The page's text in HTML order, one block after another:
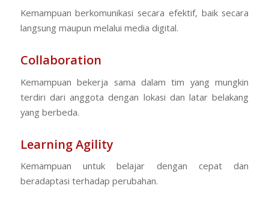
Kemampuan berkomunikasi secara efektif, baik secara
langsung maupun melalui media digital.
Collaboration
Kemampuan bekerja sama dalam tim yang mungkin
terdiri dari anggota dengan lokasi dan latar belakang
yang berbeda.
Learning Agility
Kemampuan untuk belajar dengan cepat dan
beradaptasi terhadap perubahan.